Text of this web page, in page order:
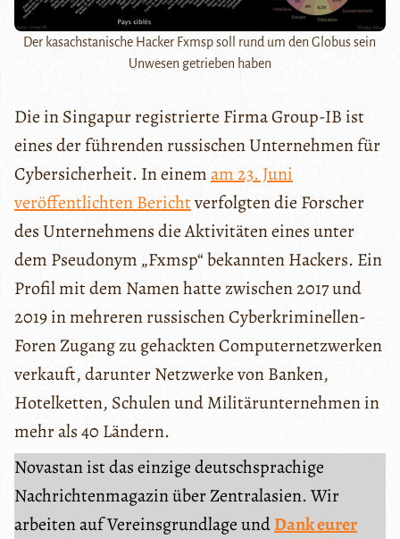
Der kasachstanische Hacker Fxmsp soll rund um den Globus sein
Unwesen getrieben haben
Die in Singapur registrierte Firma Group-IB ist
eines der führenden russischen Unternehmen für
Cybersicherheit. In einemam 23. Juni
veröffentlichten Berichtverfolgten die Forscher
des Unternehmens die Aktivitäten eines unter
dem Pseudonym „Fxmsp“ bekannten Hackers. Ein
Profil mit dem Namen hatte zwischen 2017 und
2019 in mehreren russischen Cyberkriminellen-
Foren Zugang zu gehackten Computernetzwerken
verkauft, darunter Netzwerke von Banken,
Hotelketten, Schulen und Militärunternehmen in
mehr als 40 Ländern.
Novastan ist das einzige deutschsprachige
Nachrichtenmagazin über Zentralasien. Wir
arbeiten auf Vereinsgrundlage undDank eurer